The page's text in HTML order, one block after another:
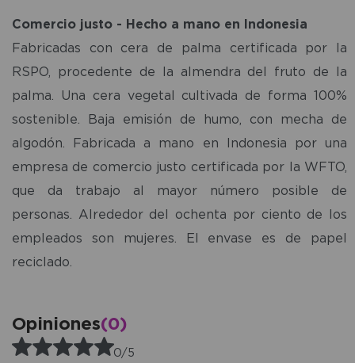
Comercio justo - Hecho a mano en Indonesia
Fabricadas con cera de palma certificada por la
RSPO, procedente de la almendra del fruto de la
palma. Una cera vegetal cultivada de forma 100%
sostenible. Baja emisión de humo, con mecha de
algodón. Fabricada a mano en Indonesia por una
empresa de comercio justo certificada por la WFTO,
que da trabajo al mayor número posible de
personas. Alrededor del ochenta por ciento de los
empleados son mujeres. El envase es de papel
reciclado.
Opiniones(0)
0/5